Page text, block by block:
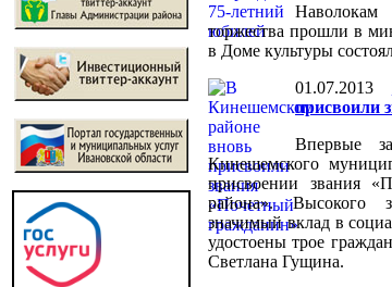
торжества прошли в
в Доме культуры
01.07.2013
присвоили
Впервые
Кинешемского
присвоении звания
района». Высокого
значимый вклад в
удостоены трое
Светлана Гущина.